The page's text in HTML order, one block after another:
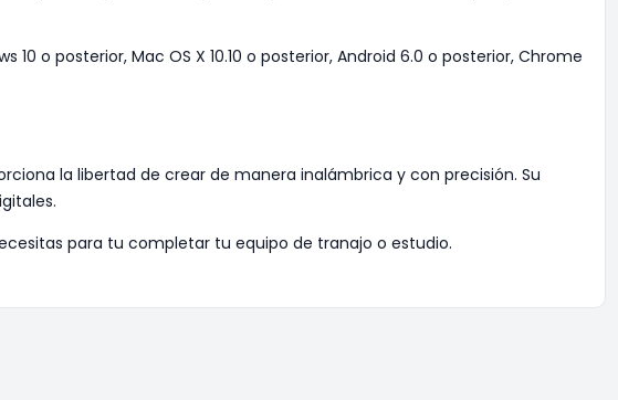
o posterior, Mac OS X 10.10 o posterior, Android 6.0 o posterior, Chrome
la libertad de crear de manera inalámbrica y con precisión. Su
para tu completar tu equipo de tranajo o estudio.